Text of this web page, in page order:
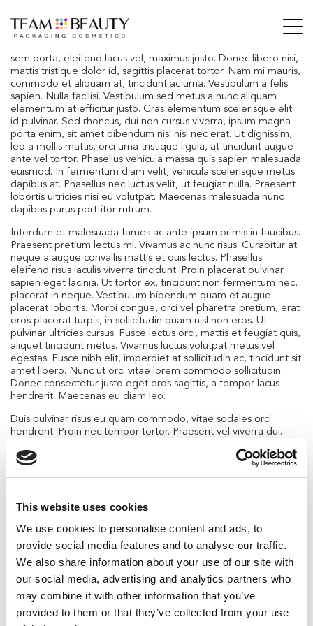
This website uses cookies
We use cookies to personalise content and ads, to
provide social media features and to analyse our traffic.
We also share information about your use of our site with
our social media, advertising and analytics partners who
may combine it with other information that you’ve
provided to them or that they’ve collected from your use
Lorem ipsum dolor sit amet, consectetur adipiscing elit.
sem porta, eleifend lacus vel, maximus justo. Donec libero nisi,
mattis tristique dolor id, sagittis placerat tortor. Nam mi mauris,
commodo et aliquam at, tincidunt ac urna. Vestibulum a felis
sapien. Nulla facilisi. Vestibulum sed metus a nunc aliquam
elementum at efficitur justo. Cras elementum scelerisque elit
id pulvinar. Sed rhoncus, dui non cursus viverra, ipsum magna
porta enim, sit amet bibendum nisl nisl nec erat. Ut dignissim,
leo a mollis mattis, orci urna tristique ligula, at tincidunt augue
ante vel tortor. Phasellus vehicula massa quis sapien malesuada
euismod. In fermentum diam velit, vehicula scelerisque metus
dapibus at. Phasellus nec luctus velit, ut feugiat nulla. Praesent
lobortis ultricies nisi eu volutpat. Maecenas malesuada nunc
dapibus purus porttitor rutrum.
Interdum et malesuada fames ac ante ipsum primis in faucibus.
Praesent pretium lectus mi. Vivamus ac nunc risus. Curabitur at
neque a augue convallis mattis et quis lectus. Phasellus
eleifend risus iaculis viverra tincidunt. Proin placerat pulvinar
sapien eget lacinia. Ut tortor ex, tincidunt non fermentum nec,
placerat in neque. Vestibulum bibendum quam et augue
placerat lobortis. Morbi congue, orci vel pharetra pretium, erat
eros placerat turpis, in sollicitudin quam nisl non eros. Ut
pulvinar ultricies cursus. Fusce lectus orci, mattis et feugiat quis,
aliquet tincidunt metus. Vivamus luctus volutpat metus vel
egestas. Fusce nibh elit, imperdiet at sollicitudin ac, tincidunt sit
amet libero. Nunc ut orci vitae lorem commodo sollicitudin.
Donec consectetur justo eget eros sagittis, a tempor lacus
hendrerit. Maecenas eu diam leo.
Duis pulvinar risus eu quam commodo, vitae sodales orci
hendrerit. Proin nec tempor tortor. Praesent vel viverra dui.
condimentum aliquam. Cras eget lectus urna. Proin
condimentum feugiat augue, venenatis iaculis urna tempus ut.
amet justo vel lacus bibendum euismod. Duis non ligula
pellentesque leo. Sed ullamcorper neque diam, ultricies
porttitor ipsum mattis eget. Suspendisse sit amet lectus felis.
Cras ultrices arcu convallis, viverra elit eu, fermentum urna.
Phasellus vestibulum congue urna vel tincidunt. Integer nec
mollis sem. Fusce venenatis porta justo vitae mattis. Sed non
posuere dolor. Nulla non dapibus lectus. Sed quis augue vitae
lacus vestibulum placerat eu finibus dui. Nam erat eros, fringilla